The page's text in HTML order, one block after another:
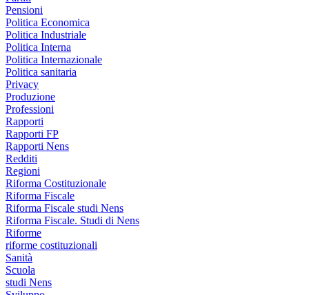
Pensioni
Politica Economica
Politica Industriale
Politica Interna
Politica Internazionale
Politica sanitaria
Privacy
Produzione
Professioni
Rapporti
Rapporti FP
Rapporti Nens
Redditi
Regioni
Riforma Costituzionale
Riforma Fiscale
Riforma Fiscale studi Nens
Riforma Fiscale. Studi di Nens
Riforme
riforme costituzionali
Sanità
Scuola
studi Nens